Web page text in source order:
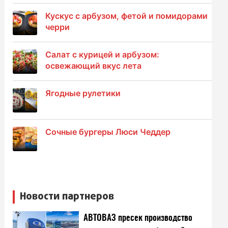
Кускус с арбузом, фетой и помидорами
черри
Салат с курицей и арбузом:
освежающий вкус лета
Ягодные рулетики
Сочные бургеры Люси Чеддер
Новости партнеров
АВТОВАЗ пресек производство